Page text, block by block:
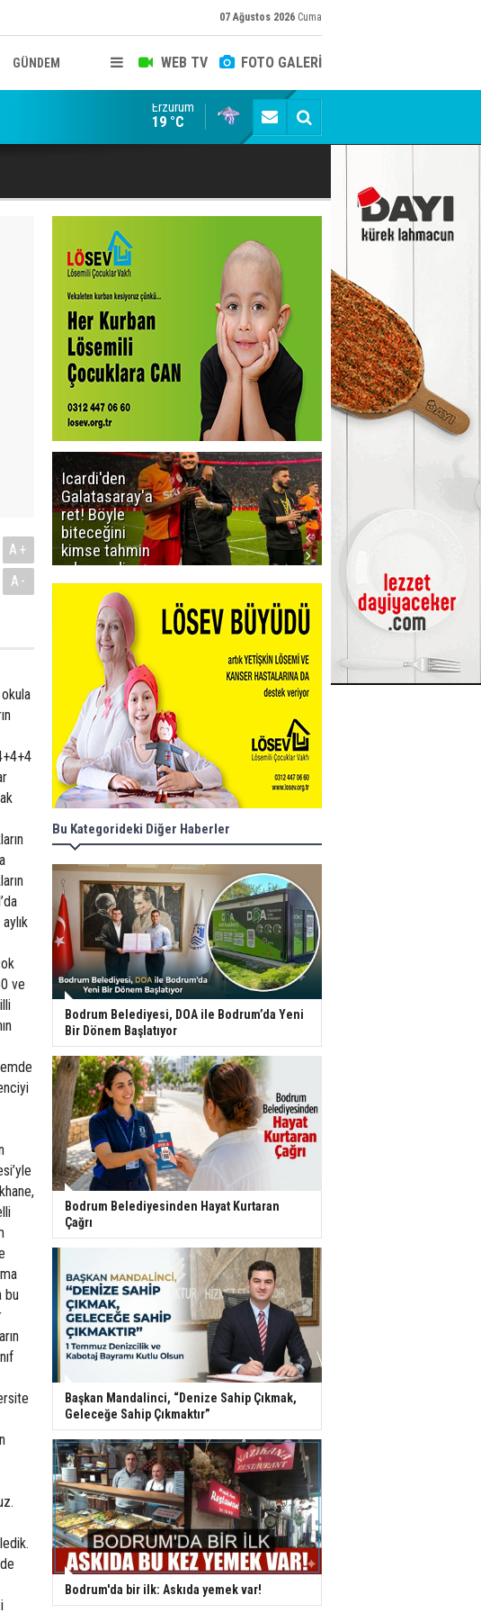
07 Ağustos 2026 Cuma
WEB TV FOTO GALERİ
GÜNDEM
Siyaset-Sermaye Çizgisinde Haklılığın Resmi:
Erzurum
19 °C
A+
A-
Icardi'den
Galatasaray'a
ret! Böyle
biteceğini
kimse tahmin
edemezdi
Uçar'a ziyaret
Bu Kategorideki Diğer Haberler
Bodrum Belediyesi, DOA ile Bodrum’da Yeni
Bir Dönem Başlatıyor
Bodrum Belediyesinden Hayat Kurtaran
Çağrı
Başkan Mandalinci, “Denize Sahip Çıkmak,
Geleceğe Sahip Çıkmaktır”
Bodrum'da bir ilk: Askıda yemek var!